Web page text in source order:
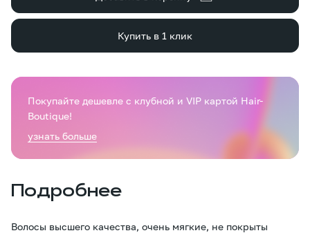
Купить в 1 клик
Подробнее
Волосы высшего качества, очень мягкие, не покрыты
Покупайте дешевле с клубной и VIP картой Hair-
Boutique!
узнать больше